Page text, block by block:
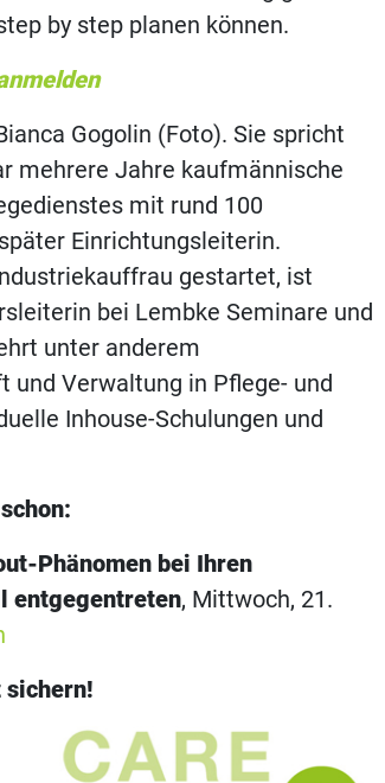
by step planen können.
Gogolin (Foto). Sie spricht
mehrere Jahre kaufmännische
mit rund 100
Einrichtungsleiterin.
gestartet, ist
bei Lembke Seminare und
unter anderem
und Verwaltung in Pflege- und
Inhouse-Schulungen und
Phänomen bei Ihren
entgegentreten, Mittwoch, 21.
sichern!